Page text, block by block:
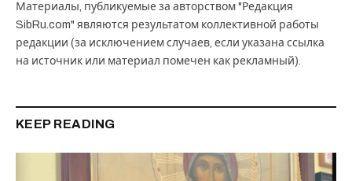
Материалы, публикуемые за авторством "Редакция
SibRu.com" являются результатом коллективной работы
редакции (за исключением случаев, если указана ссылка
на источник или материал помечен как рекламный).
KEEP READING